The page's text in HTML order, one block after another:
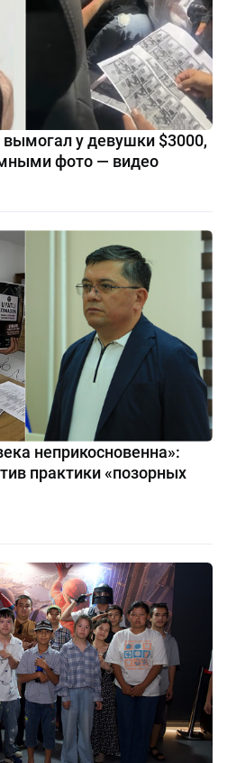
у девушки $3000,
фото — видео
неприкосновенна»:
практики «позорных